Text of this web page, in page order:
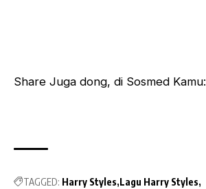
Share Juga dong, di Sosmed Kamu:
TAGGED: Harry Styles Lagu Harry Styles